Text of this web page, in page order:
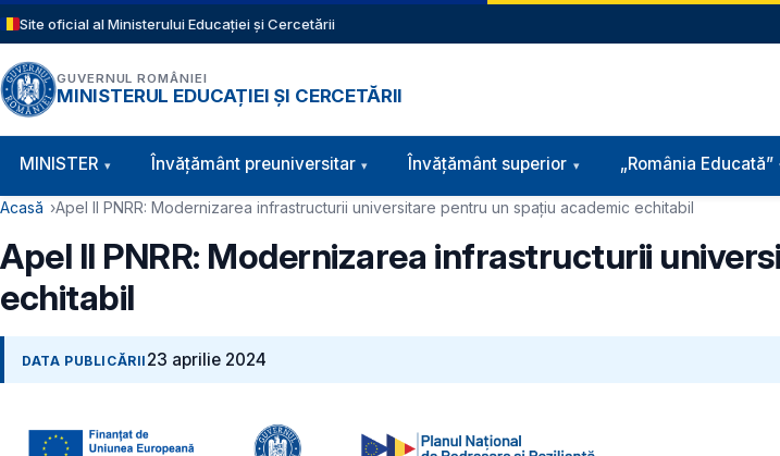
Sari la conținutul principal
Site oficial al Ministerului Educației și Cercetării
GUVERNUL ROMÂNIEI
MINISTERUL EDUCAȚIEI ȘI CERCETĂRII
Navigație principală
MINISTER Învăţământ preuniversitar Învățământ superior „România Educată”
Cale de navigare
Acasă Apel II PNRR: Modernizarea infrastructurii universitare pentru un spațiu academic echitabil
Apel II PNRR: Modernizarea infrastructurii
echitabil
DATA PUBLICĂRII 23 aprilie 2024